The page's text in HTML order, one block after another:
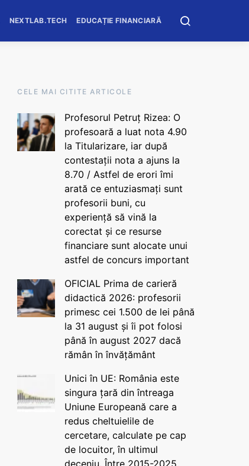
NEXTLAB.TECH EDUCAȚIE FINANCIARĂ
CELE MAI CITITE ARTICOLE
Profesorul Petruț Rizea: O
profesoară a luat nota 4.90
la Titularizare, iar după
contestații nota a ajuns la
8.70 / Astfel de erori îmi
arată ce entuziasmați sunt
profesorii buni, cu
experiență să vină la
corectat și ce resurse
financiare sunt alocate unui
astfel de concurs important
OFICIAL Prima de carieră
didactică 2026: profesorii
primesc cei 1.500 de lei până
la 31 august și îi pot folosi
până în august 2027 dacă
rămân în învățământ
Unici în UE: România este
singura țară din întreaga
Uniune Europeană care a
redus cheltuielile de
cercetare, calculate pe cap
de locuitor, în ultimul
deceniu. Între 2015-2025,